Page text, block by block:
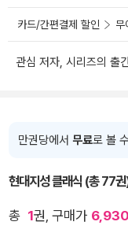
카드/간편결제 할인 무
관심 저자, 시리즈의 출
만권당에서 무료로 볼
현대지성 클래식 (총 77
총 1권, 구매가 6,930